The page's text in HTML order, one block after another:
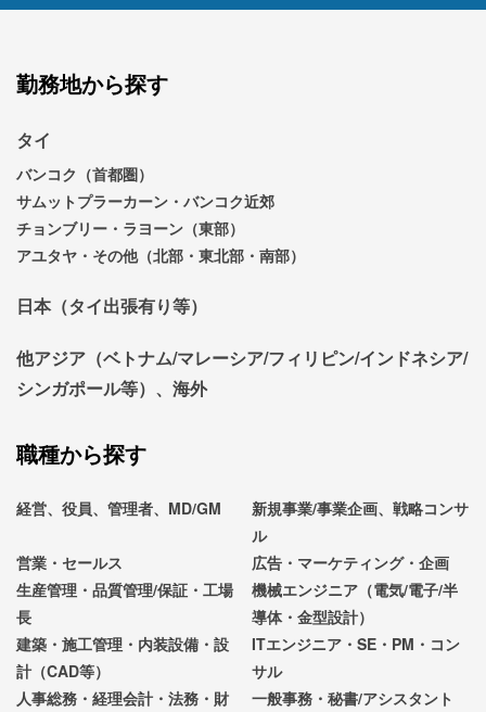
勤務地から探す
タイ
バンコク（首都圏）
サムットプラーカーン・バンコク近郊
チョンブリー・ラヨーン（東部）
アユタヤ・その他（北部・東北部・南部）
日本（タイ出張有り等）
他アジア（ベトナム/マレーシア/フィリピン/インドネシア/
シンガポール等）、海外
職種から探す
経営、役員、管理者、MD/GM
新規事業/事業企画、戦略コンサ
ル
営業・セールス
広告・マーケティング・企画
生産管理・品質管理/保証・工場
長
機械エンジニア（電気/電子/半
導体・金型設計）
建築・施工管理・内装設備・設
計（CAD等）
ITエンジニア・SE・PM・コン
サル
人事総務・経理会計・法務・財
一般事務・秘書/アシスタント